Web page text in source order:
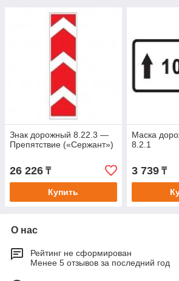
Знак дорожный 8.22.3 —
Препятствие («Сержант»)
26 226 ₸
Купить
Маска
8.2.1
3 739₸
О нас
Рейтинг не сформирован
Менее 5 отзывов за последний год